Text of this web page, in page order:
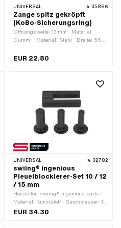
UNIVERSAL 35866
Zange spitz gekröpft
(KoBo-Sicherungsring)
Öffnungsweite: 13 mm · Material:
Gummi · Material: Stahl · Breite: 55
Gesamtlänge: 115 mm
EUR 22.80
UNIVERSAL 32782
swiing® ingenious
Pleuelblockierer-Set 10 / 12
/ 15 mm
Hersteller: swiing® ingenious parts ·
Material: Kunststoff · Durchmesser: 10
mm · Durchmesser: 12 mm ·
EUR 34.30